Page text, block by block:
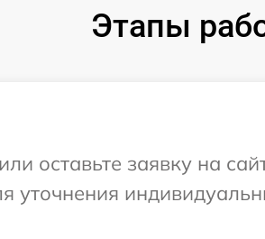
Этапы
оставьте заявку на
уточнения